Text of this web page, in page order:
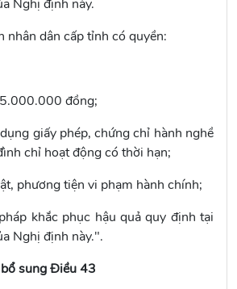
Nghị định này.
nhân dân cấp tỉnh có quyền:
đồng;
giấy phép, chứng chỉ hành nghề
chỉ hoạt động có thời hạn;
phương tiện vi phạm hành chính;
khắc phục hậu quả quy định tại
Nghị định này.".
sung Điều 43